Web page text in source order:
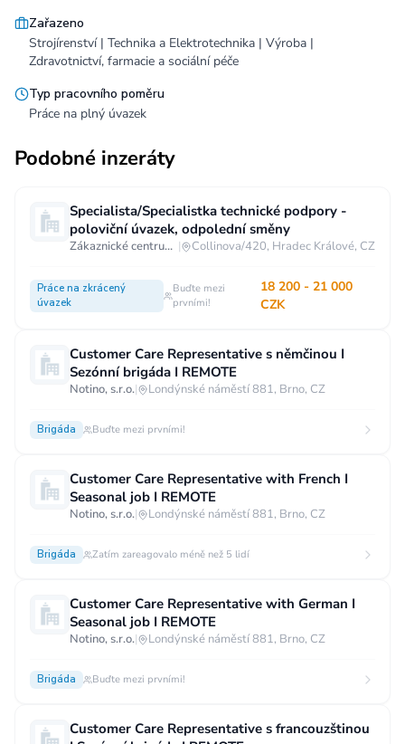
Zařazeno
Strojírenství | Technika a Elektrotechnika | Výroba |
Zdravotnictví, farmacie a sociální péče
Typ pracovního poměru
Práce na plný úvazek
Podobné inzeráty
Specialista/Specialistka technické podpory -
poloviční úvazek, odpolední směny
Zákaznické centrum T-Mobile | Collinova/420, Hradec Králové, CZ
Práce na zkrácený
úvazek
Buďte mezi
prvními!
18 200 - 21 000
CZK
Customer Care Representative s němčinou I
Sezónní brigáda I REMOTE
Notino, s.r.o.| Londýnské náměstí 881, Brno, CZ
Brigáda Buďte mezi prvními!
Customer Care Representative with French I
Seasonal job I REMOTE
Notino, s.r.o.| Londýnské náměstí 881, Brno, CZ
Brigáda Zatím zareagovalo méně než 5 lidí
Customer Care Representative with German I
Seasonal job I REMOTE
Notino, s.r.o.| Londýnské náměstí 881, Brno, CZ
Brigáda Buďte mezi prvními!
Customer Care Representative s francouzštinou